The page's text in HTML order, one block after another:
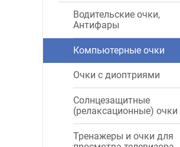
Водительские очки,
Антифары
Компьютерные очки
Очки с диоптриями
Солнцезащитные
(релаксационные) очки
Тренажеры и очки для